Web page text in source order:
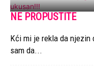
NE PROPUSTITE
Kći mi je rekla da
sam da...